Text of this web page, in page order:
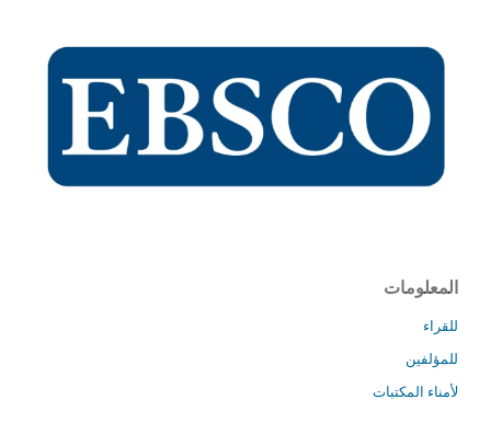
المعلومات
للقراء
للمؤلفين
لأمناء المكتبات